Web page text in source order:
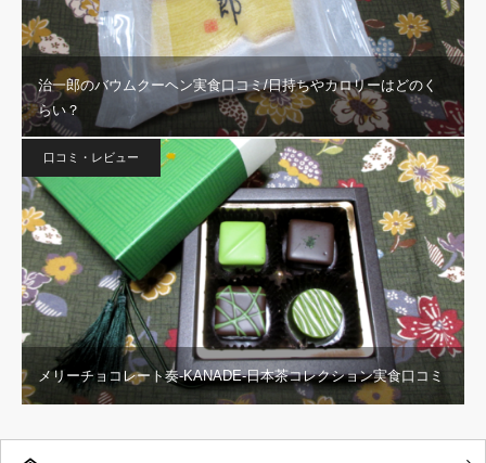
治一郎のバウムクーヘン実食口コミ/日持ちやカロリーはどのく
らい？
口コミ・レビュー
メリーチョコレート奏-KANADE-日本茶コレクション実食口コミ